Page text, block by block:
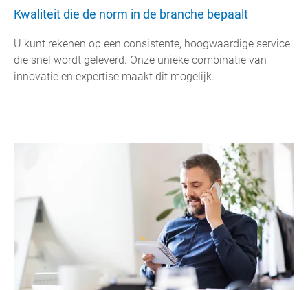
Kwaliteit die de norm in de branche bepaalt
U kunt rekenen op een consistente, hoogwaardige service
die snel wordt geleverd. Onze unieke combinatie van
innovatie en expertise maakt dit mogelijk.